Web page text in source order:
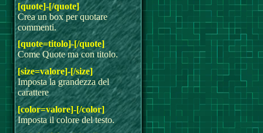
[quote]-[/quote]
Crea un box per quotare
commenti.
[quote=titolo]-[/quote]
Come Quote ma con titolo.
[size=valore]-[/size]
Imposta la grandezza del
carattere
[color=valore]-[/color]
Imposta il colore del testo.